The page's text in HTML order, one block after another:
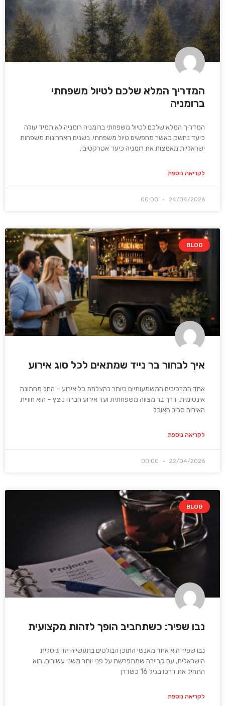
המדריך המלא שלכם לטיול משפחתי
ברומניה
המדריך המלא שלכם לטיול משפחתי ברומניה רומניה לא תמיד עולה
כיעד נחשק כאשר מחפשים טיול משפחתי. בשנים האחרונות משפחות
ישראליות מאמצות את רומניה כיעד אטרקטיבי,
לקריאה נוספת
24/04/2026
BLOG
איך לבחור בר נייד שמתאים לכל סוג אירוע
אחד המרכיבים המשמעותיים ביותר בהצלחת כל אירוע – החל מחתונה
אינטימית, דרך בר מצווה משפחתית ועד אירוע חברה נוצץ – הוא חוויית
האירוח סביב האוכל
לקריאה נוספת
22/04/2026
BLOG
נבו שפיר: כשתחביב הופך לזהות מקצועית
נבו שפיר הוא אחד מאנשי התוכן הבולטים בתעשייה הדיגיטלית
הישראלית, עם קריירה שמתפרשת על פני יותר משני עשורים. הוא
התחיל את דרכו בגיל 16 כשדרן
לקריאה נוספת